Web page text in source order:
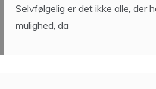
Selvfølgelig er det ikke alle, der
mulighed, da